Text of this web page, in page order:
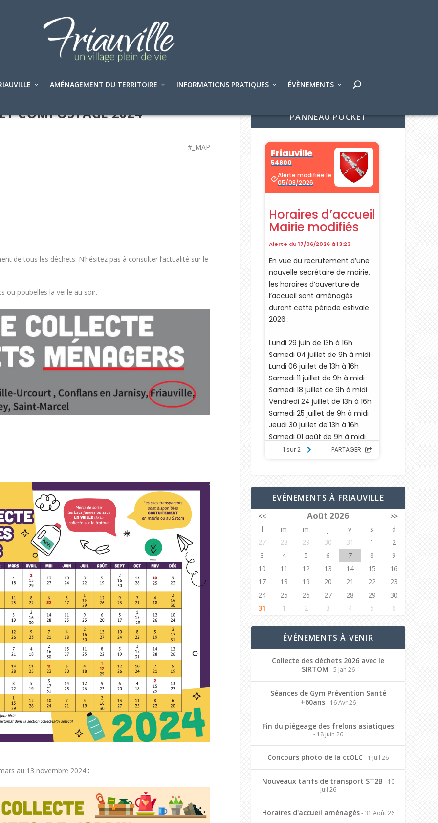
AMÉNAGEMENT DU TERRITOIRE INFORMATIONS PRATIQUES ÉVÈNEMENTS
COMPOSTAGE 2024
#_MAP
de tous les déchets. N’hésitez pas à consulter l’actualité sur le
ou poubelles la veille au soir.
au 13 novembre 2024 :
PANNEAU POCKET
EVÈNEMENTS À FRIAUVILLE
<< Août 2026
>>
l
m m j v s
d
27
28 29 30 31 1
2
3
4 5 6 7 8
9
10
11 12 13 14 15
16
17
18 19 20 21 22
23
24
25 26 27 28 29
30
31
1 2 3 4 5 6
ÉVÉNEMENTS À VENIR
Collecte des déchets 2026 avec le
SIRTOM - 5 Jan 26
Séances de Gym Prévention Santé
+60ans- 16 Avr 26
Fin du piégeage des frelons asiatiques
- 18 Juin 26
Concours photo de la ccOLC - 1 Juil 26
Nouveaux tarifs de transport ST2B - 10
Juil 26
Horaires d'accueil aménagés- 31 Août 26